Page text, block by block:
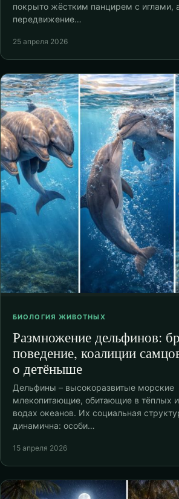
покрыто жёстким панцирем с иглами,
передвижение…
25 апреля 2026
БИОЛОГИЯ ЖИВОТНЫХ
Размножение дельфинов:
поведение, коалиции
о детёныше
Дельфины – высокоразвитые морские
млекопитающие, обитающие в тёплых
водах океанов. Их социальная
динамична: особи…
15 апреля 2026